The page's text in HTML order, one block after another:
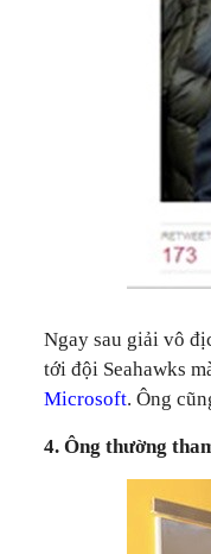
Ngay sau giải vô
tới đội Seahawks
Microsoft. Ông
4. Ông thường